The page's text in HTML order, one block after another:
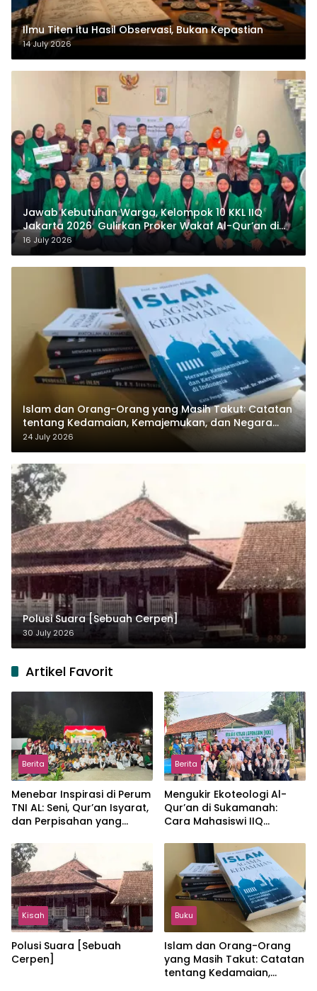
Ilmu Titen itu Hasil Observasi, Bukan Kepastian
14 July 2026
Jawab Kebutuhan Warga, Kelompok 10 KKL IIQ
Jakarta 2026 Gulirkan Proker Wakaf Al-Qur’an di
Sukamanah
16 July 2026
Islam dan Orang-Orang yang Masih Takut: Catatan
tentang Kedamaian, Kemajemukan, dan Negara
dalam Pemikiran Masykuri Abdillah
24 July 2026
Polusi Suara [Sebuah Cerpen]
30 July 2026
Artikel Favorit
Berita
Menebar Inspirasi di Perum
TNI AL: Seni, Qur’an Isyarat,
dan Perpisahan yang
Berita
Mengukir Ekoteologi Al-
Qur’an di Sukamanah:
Cara Mahasiswi IIQ
Jonggol
Kisah
Polusi Suara [Sebuah
Cerpen]
Buku
Islam dan Orang-Orang
yang Masih Takut: Catatan
tentang Kedamaian,